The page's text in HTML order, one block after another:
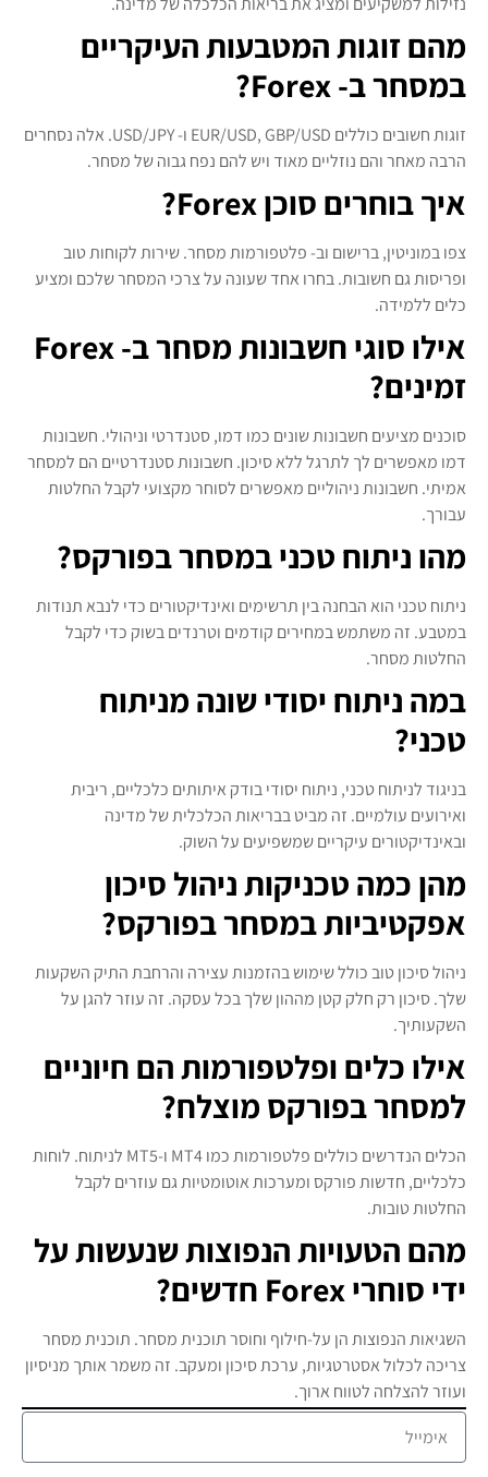
מהם זוגות המטבעות העיקריים
במסחר ב- Forex?
זוגות חשובים כוללים EUR/USD, GBP/USD ו- USD/JPY. אלה נסחרים
הרבה מאחר והם נוזליים מאוד ויש להם נפח גבוה של מסחר.
איך בוחרים סוכן Forex?
צפו במוניטין, ברישום וב- פלטפורמות מסחר. שירות לקוחות טוב
ופריסות גם חשובות. בחרו אחד שעונה על צרכי המסחר שלכם ומציע
כלים ללמידה.
אילו סוגי חשבונות מסחר ב- Forex
זמינים?
סוכנים מציעים חשבונות שונים כמו דמו, סטנדרטי וניהולי. חשבונות
דמו מאפשרים לך לתרגל ללא סיכון. חשבונות סטנדרטיים הם למסחר
אמיתי. חשבונות ניהוליים מאפשרים לסוחר מקצועי לקבל החלטות
עבורך.
מהו ניתוח טכני במסחר בפורקס?
ניתוח טכני הוא הבחנה בין תרשימים ואינדיקטורים כדי לנבא תנודות
במטבע. זה משתמש במחירים קודמים וטרנדים בשוק כדי לקבל
החלטות מסחר.
במה ניתוח יסודי שונה מניתוח
טכני?
בניגוד לניתוח טכני, ניתוח יסודי בודק איתותים כלכליים, ריבית
ואירועים עולמיים. זה מביט בבריאות הכלכלית של מדינה
ובאינדיקטורים עיקריים שמשפיעים על השוק.
מהן כמה טכניקות ניהול סיכון
אפקטיביות במסחר בפורקס?
ניהול סיכון טוב כולל שימוש בהזמנות עצירה והרחבת התיק השקעות
שלך. סיכון רק חלק קטן מההון שלך בכל עסקה. זה עוזר להגן על
השקעותיך.
אילו כלים ופלטפורמות הם חיוניים
למסחר בפורקס מוצלח?
הכלים הנדרשים כוללים פלטפורמות כמו MT4 ו-MT5 לניתוח. לוחות
כלכליים, חדשות פורקס ומערכות אוטומטיות גם עוזרים לקבל
החלטות טובות.
מהם הטעויות הנפוצות שנעשות על
ידי סוחרי Forex חדשים?
השגיאות הנפוצות הן על-חילוף וחוסר תוכנית מסחר. תוכנית מסחר
צריכה לכלול אסטרטגיות, ערכת סיכון ומעקב. זה משמר אותך מניסיון
ועוזר להצלחה לטווח ארוך.